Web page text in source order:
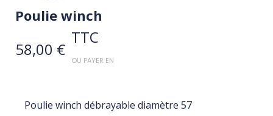
Poulie winch
58,00 €
TTC
OU PAYER EN
Poulie winch débrayable diamètre 57